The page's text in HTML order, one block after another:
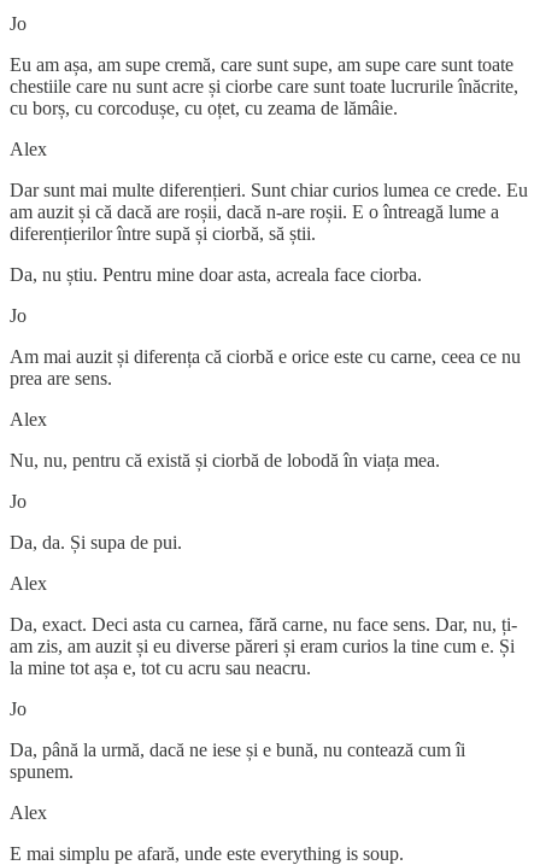
Jo
Eu am așa, am supe cremă, care sunt supe, am supe care sunt toate
chestiile care nu sunt acre și ciorbe care sunt toate lucrurile înăcrite,
cu borș, cu corcodușe, cu oțet, cu zeama de lămâie.
Alex
Dar sunt mai multe diferențieri. Sunt chiar curios lumea ce crede. Eu
am auzit și că dacă are roșii, dacă n-are roșii. E o întreagă lume a
diferențierilor între supă și ciorbă, să știi.
Da, nu știu. Pentru mine doar asta, acreala face ciorba.
Jo
Am mai auzit și diferența că ciorbă e orice este cu carne, ceea ce nu
prea are sens.
Alex
Nu, nu, pentru că există și ciorbă de lobodă în viața mea.
Jo
Da, da. Și supa de pui.
Alex
Da, exact. Deci asta cu carnea, fără carne, nu face sens. Dar, nu, ți-
am zis, am auzit și eu diverse păreri și eram curios la tine cum e. Și
la mine tot așa e, tot cu acru sau neacru.
Jo
Da, până la urmă, dacă ne iese și e bună, nu contează cum îi
spunem.
Alex
E mai simplu pe afară, unde este everything is soup.